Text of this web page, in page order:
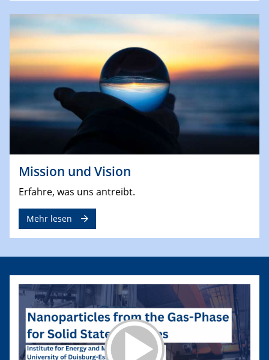
Mission und Vision
Erfahre, was uns antreibt.
Mehr lesen